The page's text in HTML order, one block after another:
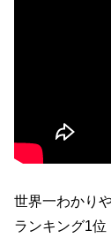
世界一わかり
ランキング1位